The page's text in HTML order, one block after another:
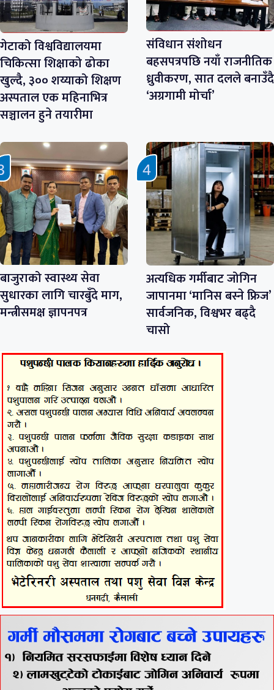
गेटाको विश्वविद्यालयमा
चिकित्सा शिक्षाको ढोका
खुल्दै, ३०० शय्याको शिक्षण
अस्पताल एक महिनाभित्र
सञ्चालन हुने तयारीमा
संविधान संशोधन
बहसपत्रपछि नयाँ राजनीतिक
ध्रुवीकरण, सात दलले बनाउँदै
‘अग्रगामी मोर्चा’
बाजुराको स्वास्थ्य सेवा
सुधारका लागि चारबुँदे माग,
मन्त्रीसमक्ष ज्ञापनपत्र
अत्यधिक गर्मीबाट जोगिन
जापानमा ‘मानिस बस्ने फ्रिज’
सार्वजनिक, विश्वभर बढ्दै
चासो